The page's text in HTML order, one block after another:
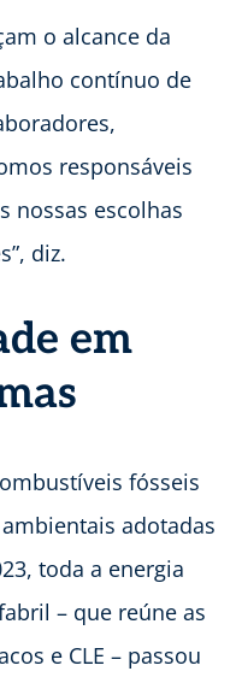
o alcance da
contínuo de
responsáveis
nossas escolhas
diz.
em
fósseis
adotadas
toda a energia
– que reúne as
e CLE – passou